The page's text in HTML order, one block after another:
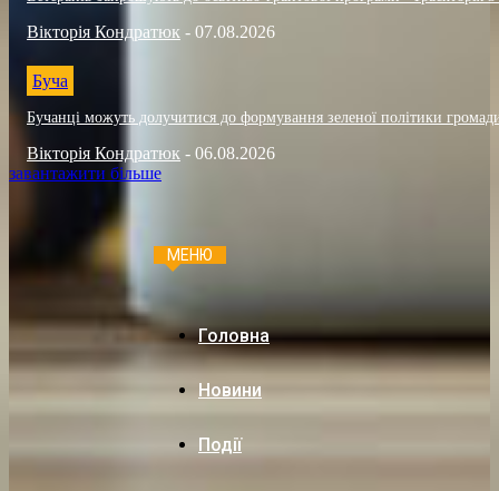
Вікторія Кондратюк - 07.08.2026
Буча
Бучанці можуть долучитися до формування зеленої політики
Вікторія Кондратюк - 06.08.2026
завантажити більше
МЕНЮ
Головна
Новини
Події